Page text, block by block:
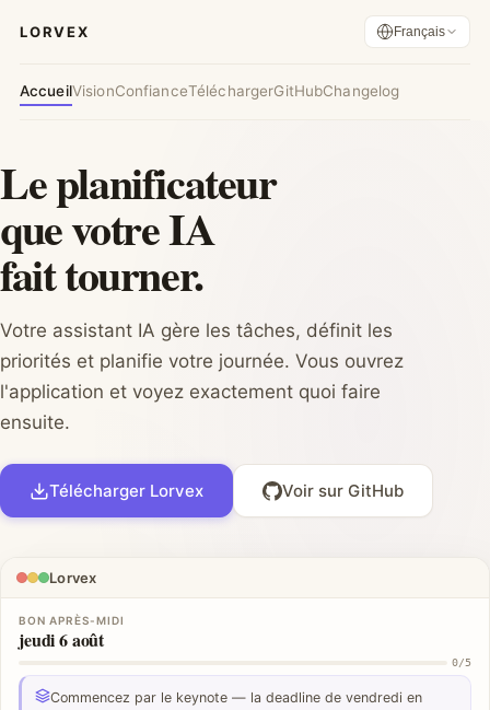
LORVEX Français
AccueilVisionConfianceTéléchargerGitHubChangelog
Le planificateur
que votre IA
fait tourner.
Votre assistant IA gère les tâches, définit les
priorités et planifie votre journée. Vous ouvrez
l'application et voyez exactement quoi faire
ensuite.
Télécharger Lorvex Voir sur GitHub
Lorvex
BON APRÈS-MIDI
jeudi 6 août
0/5
Commencez par le keynote — la deadline de vendredi en